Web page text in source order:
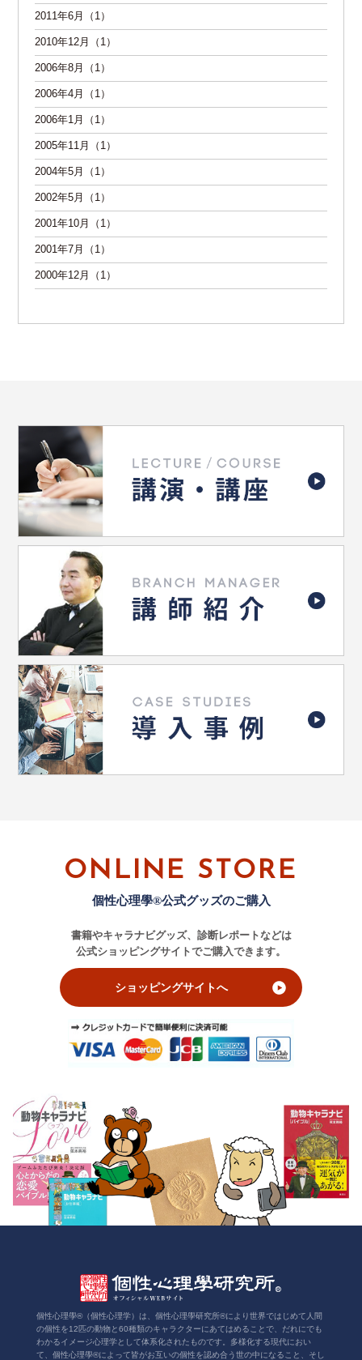
2011年6月（1）
2010年12月（1）
2006年8月（1）
2006年4月（1）
2006年1月（1）
2005年11月（1）
2004年5月（1）
2002年5月（1）
2001年10月（1）
2001年7月（1）
2000年12月（1）
ONLINE STORE
個性心理學®公式グッズのご購入
書籍やキャラナビグッズ、診断レポートなどは
公式ショッピングサイトでご購入できます。
ショッピングサイトへ
個性心理學®（個性心理学）は、個性心理學研究所®により世界ではじめて人間
の個性を12匹の動物と60種類のキャラクターにあてはめることで、だれにでも
わかるイメージ心理学として体系化されたものです。多様化する現代におい
て、個性心理學®によって皆がお互いの個性を認め合う世の中になること、そし